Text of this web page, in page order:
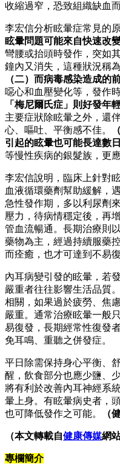
收縮過窄，恐致組織缺血
李宏信分析眩暈症常見的
眩暈問題可能來自快速改
彎腰或抬頭時發作，突如
鐘內又消失，這種狀況稱
（二）而病毒感染造成的
噁心和血壓變化等，發作
「梅尼爾氏症」則好發年
主要症狀除眩暈之外，還
心、嘔吐、平衡感不佳。
引起的眩暈也可能長達數日
等慢性疾病的銀髮族，更
李宏信說明，臨床上針對
血液循環藥劑幫助緩解，
急性發作期，多以利尿劑
壓力，待病情穩定後，再
管血流暢通。長期治療則
藥物為主，經過持續服藥
而痊癒，也才可達到不易
內耳病變引發的眩暈，若
嚴重者往往影響生活品質
相關，如果過於疲勞、焦
嚴重。通常治療眩暈一般
易復發，長期經常性復發
免耳鳴、重聽之併發症。
平日除需保持身心平衡、
醒，飲食部分也應少鹽、
將有利於改善內耳神經系
暈上身。有眩暈病史者，
也可降低發作之可能。
（
（本文轉載自健康傳媒網站
專欄簡介